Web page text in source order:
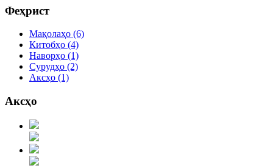
Феҳрист
Мақолаҳо (6)
Китобҳо (4)
Наворҳо (1)
Сурудҳо (2)
Аксҳо (1)
Аксҳо